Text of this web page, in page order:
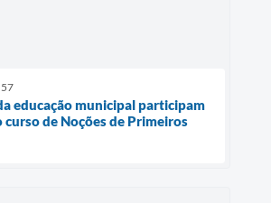
educação municipal participam
curso de Noções de Primeiros